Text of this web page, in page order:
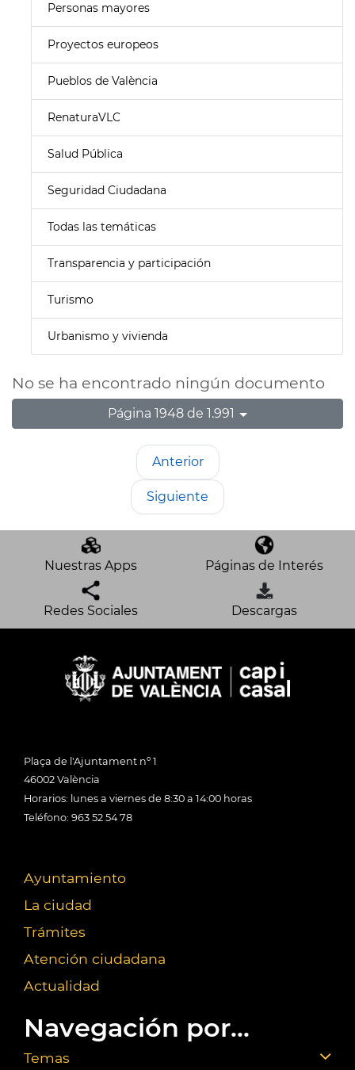
Personas mayores
Proyectos europeos
Pueblos de València
RenaturaVLC
Salud Pública
Seguridad Ciudadana
Todas las temáticas
Transparencia y participación
Turismo
Urbanismo y vivienda
No se ha encontrado ningún documento
Página 1948 de 1.991
Anterior
Siguiente
Nuestras Apps Páginas de Interés
Redes Sociales Descargas
Plaça de l'Ajuntament nº 1
46002 València
Horarios: lunes a viernes de 8:30 a 14:00 horas
Teléfono: 963 52 54 78
Ayuntamiento
La ciudad
Trámites
Atención ciudadana
Actualidad
Navegación por...
Temas